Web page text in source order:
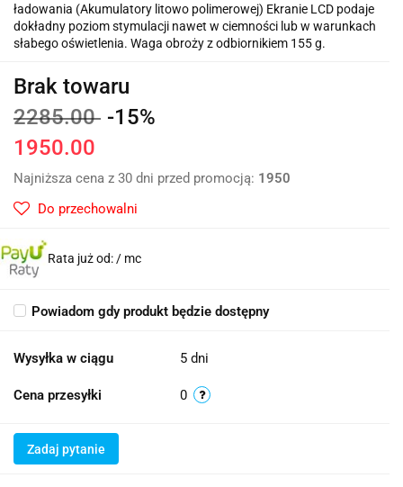
ładowania (Akumulatory litowo polimerowej) Ekranie LCD podaje
dokładny poziom stymulacji nawet w ciemności lub w warunkach
słabego oświetlenia. Waga obroży z odbiornikiem 155 g.
Brak towaru
2285.00 -15%
1950.00
Najniższa cena z 30 dni przed promocją: 1950
Do przechowalni
Rata już od: / mc
Powiadom gdy produkt będzie dostępny
Wysyłka w ciągu 5 dni
Cena przesyłki 0
Zadaj pytanie